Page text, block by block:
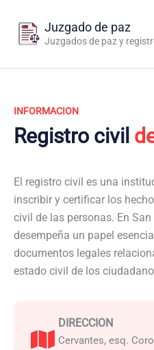
contenido
Juzgado de paz
Juzgados de paz y
INFORMACION
Registro civil
El registro civil es una
inscribir y certificar los
civil de las personas. En
desempeña un papel
documentos legales
estado civil de los
DIRECCION
Cervantes, esq.